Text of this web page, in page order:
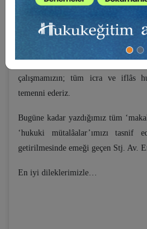
Çok Önem Taşıyan Yüksek
Kitap haline geldiğinde 4.600
inceleme yazıları’mızın, (137)
çalışmamızın; tüm icra ve iflâs
temenni ederiz.
Bugüne kadar yazdığımız tüm
‘hukuki mütalâalar’ımızı tasnif
getirilmesinde emeği geçen Stj. Av.
En iyi dileklerimizle…